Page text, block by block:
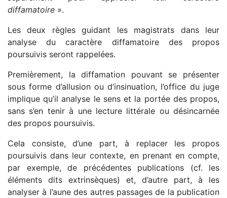
diffamatoire ».
Les deux règles guidant les magistrats dans leur
analyse du caractère diffamatoire des propos
poursuivis seront rappelées.
Premièrement, la diffamation pouvant se présenter
sous forme d’allusion ou d’insinuation, l’office du juge
implique qu’il analyse le sens et la portée des propos,
sans s’en tenir à une lecture littérale ou désincarnée
des propos poursuivis.
Cela consiste, d’une part, à replacer les propos
poursuivis dans leur contexte, en prenant en compte,
par exemple, de précédentes publications (cf. les
éléments dits extrinsèques) et, d’autre part, à les
analyser à l’aune des autres passages de la publication